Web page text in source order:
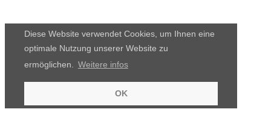
Diese Website verwendet Cookies, um Ihnen eine
optimale Nutzung unserer Website zu
ermöglichen.
Weitere infos
OK